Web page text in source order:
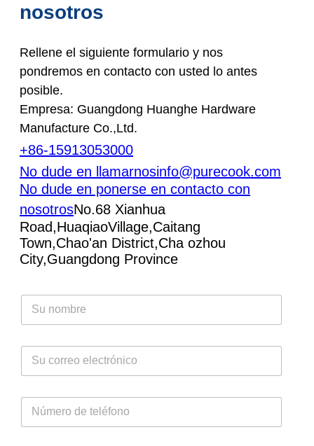
nosotros
Rellene el siguiente formulario y nos
pondremos en contacto con usted lo antes
posible.
Empresa: Guangdong Huanghe Hardware
Manufacture Co.,Ltd.
+86-15913053000
No dude en llamarnosinfo@purecook.com
No dude en ponerse en contacto con
nosotrosNo.68 Xianhua
Road,HuaqiaoVillage,Caitang
Town,Chao'an District,Cha ozhou
City,Guangdong Province